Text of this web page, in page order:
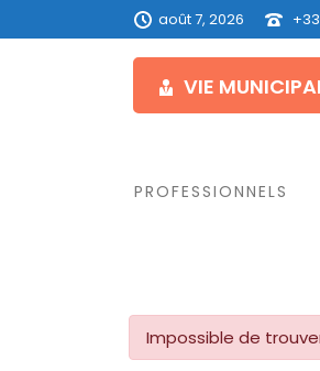
août 7, 2026
VIE
PROFESSIONNELS
Impossible de